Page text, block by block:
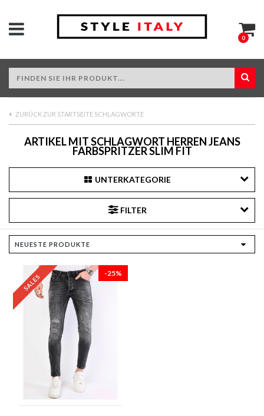
0
ZURÜCK ZUR STARTSEITE SCHLAGWORTE
ARTIKEL MIT SCHLAGWORT HERREN JEANS
FARBSPRITZER SLIM FIT
UNTERKATEGORIE
FILTER
-25%